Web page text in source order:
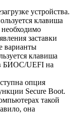
устройства.
клавиша
заставки
варианты
клавиша
БИОС/UEFI на
опция
Secure Boot.
такой
она